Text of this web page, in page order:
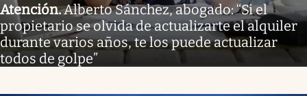
Atención.Alberto Sánchez, abogado: “Si el
propietario se olvida de actualizarte el alquiler
durante varios años, te los puede actualizar
todos de golpe”